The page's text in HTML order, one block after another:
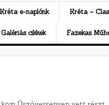
Kréta e-naplónk Kréta –
Galériás cikkek Fazekas